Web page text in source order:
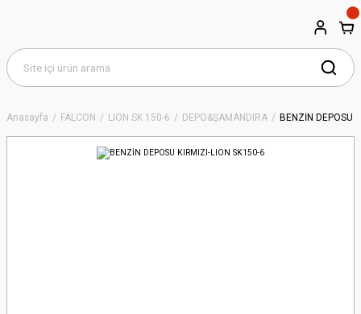
Anasayfa FALCON LION SK 150-6 DEPO&ŞAMANDIRA BENZİN DEPOSU